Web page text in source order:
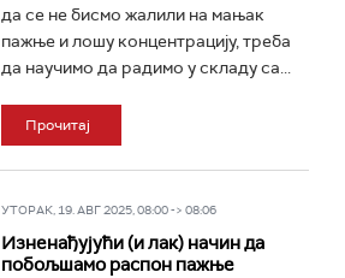
да се не бисмо жалили на мањак
пажње и лошу концентрацију, треба
да научимо да радимо у складу са...
Прочитај
УТОРАК, 19. АВГ 2025, 08:00 -> 08:06
Изненађујући (и лак) начин да
побољшамо распон пажње